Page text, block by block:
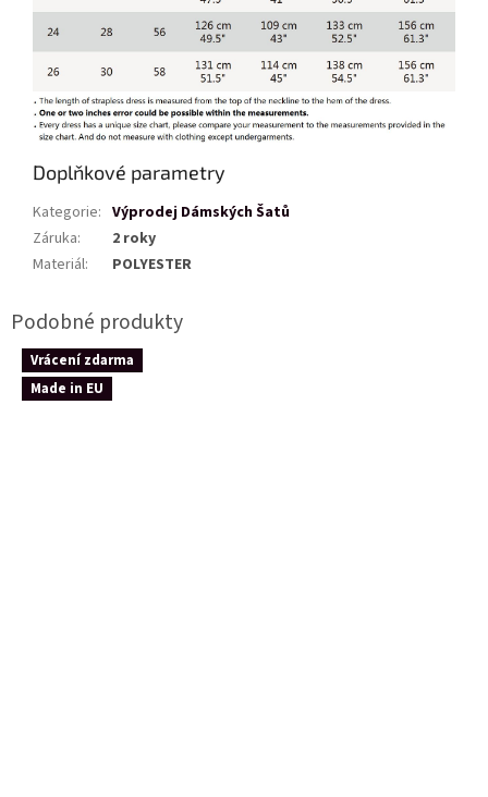
Doplňkové parametry
Kategorie: Výprodej Dámských Šatů
Záruka:
2 roky
Materiál: POLYESTER
Vrácení zdarma
Made in EU